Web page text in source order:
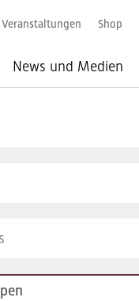
News und Medien
Veranstaltungen Shop